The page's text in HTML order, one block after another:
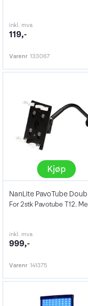
inkl. mva
119,-
Varenr 133067
Kjøp
inkl. mva
999,-
Varenr 141375